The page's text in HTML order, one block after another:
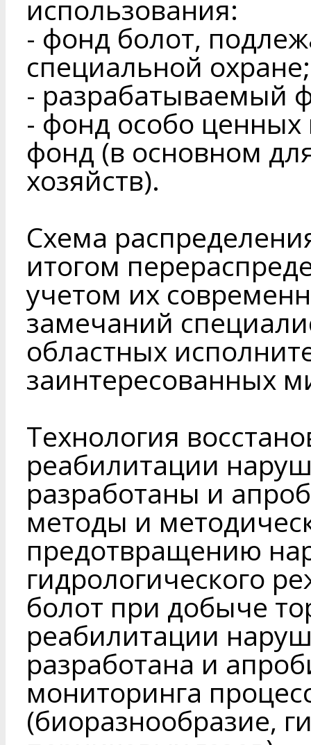
использования:
- фонд болот,
специальной охране;
- разрабатываемый
- фонд особо
фонд (в основном
хозяйств).
Схема
итогом
учетом их
замечаний
областных
заинтересованных
Технология
реабилитации
разработаны и
методы и
предотвращению
гидрологического
болот при добыче
реабилитации
разработана и
мониторинга
(биоразнообразие,